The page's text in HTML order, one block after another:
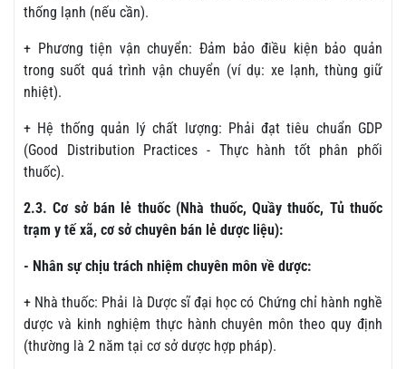
thống lạnh (nếu cần).
+ Phương tiện vận chuyển: Đảm bảo điều kiện bảo quản
trong suốt quá trình vận chuyển (ví dụ: xe lạnh, thùng giữ
nhiệt).
+ Hệ thống quản lý chất lượng: Phải đạt tiêu chuẩn GDP
(Good Distribution Practices - Thực hành tốt phân phối
thuốc).
2.3. Cơ sở bán lẻ thuốc (Nhà thuốc, Quầy thuốc, Tủ thuốc
trạm y tế xã, cơ sở chuyên bán lẻ dược liệu):
- Nhân sự chịu trách nhiệm chuyên môn về dược:
+ Nhà thuốc: Phải là Dược sĩ đại học có Chứng chỉ hành nghề
dược và kinh nghiệm thực hành chuyên môn theo quy định
(thường là 2 năm tại cơ sở dược hợp pháp).